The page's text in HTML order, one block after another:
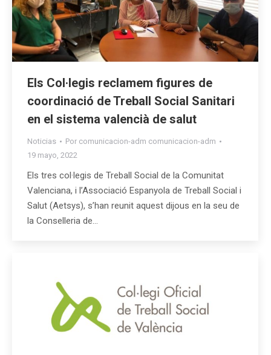
Els Col·legis reclamem figures de
coordinació de Treball Social Sanitari
en el sistema valencià de salut
Noticias Por comunicacion-adm comunicacion-adm
19 mayo, 2022
Els tres col·legis de Treball Social de la Comunitat
Valenciana, i l’Associació Espanyola de Treball Social i
Salut (Aetsys), s’han reunit aquest dijous en la seu de
la Conselleria de…